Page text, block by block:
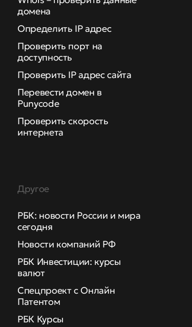
домена
Определить IP адрес
Проверить порт на
доступность
Проверить IP адрес сайта
Перевести домен в
Punycode
Проверить скорость
интернета
Другое
РБК: новости России и мира
сегодня
Новости компаний РФ
РБК Инвестиции: курсы
валют
Спецпроект с Онлайн
Патентом
РБК Курсы